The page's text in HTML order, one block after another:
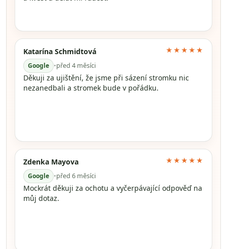
Katarína Schmidtová
Google •před 4 měsíci
★★★★★
Děkuji za ujištění, že jsme při sázení stromku nic
nezanedbali a stromek bude v pořádku.
Zdenka Mayova
Google •před 6 měsíci
★★★★★
Mockrát děkuji za ochotu a vyčerpávající odpověď na
můj dotaz.